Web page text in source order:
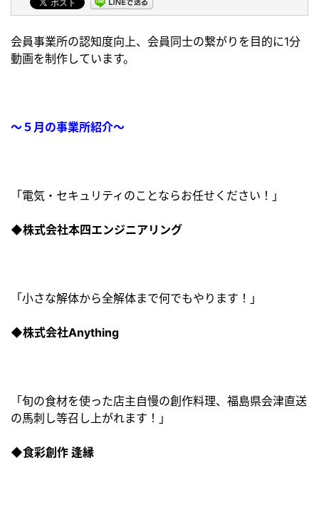
会員事業所の認知度向上、会員同士の繋がりを目的に1分
動画を制作しています。
～５月の事業所紹介～
「電気・セキュリティのことならお任せください！」
◆株式会社本四エンジニアリング
「小さな解体から全解体まで何でもやります！」
◆株式会社Anything
「旬の食材を使った店主自慢の創作料理、福島県会津直送
の馬刺し等召し上がれます！」
◆食彩創作 逢縁